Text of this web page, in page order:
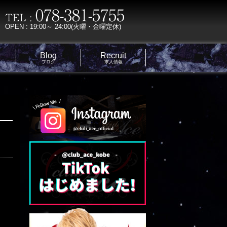
OPEN : 19:00～ 24:00(火曜・金曜定休)
Blog
ブログ
Recruit
求人情報